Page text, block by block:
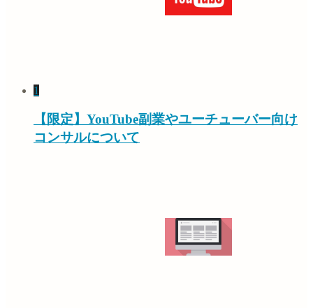
1
【限定】YouTube副業やユーチューバー向け
コンサルについて